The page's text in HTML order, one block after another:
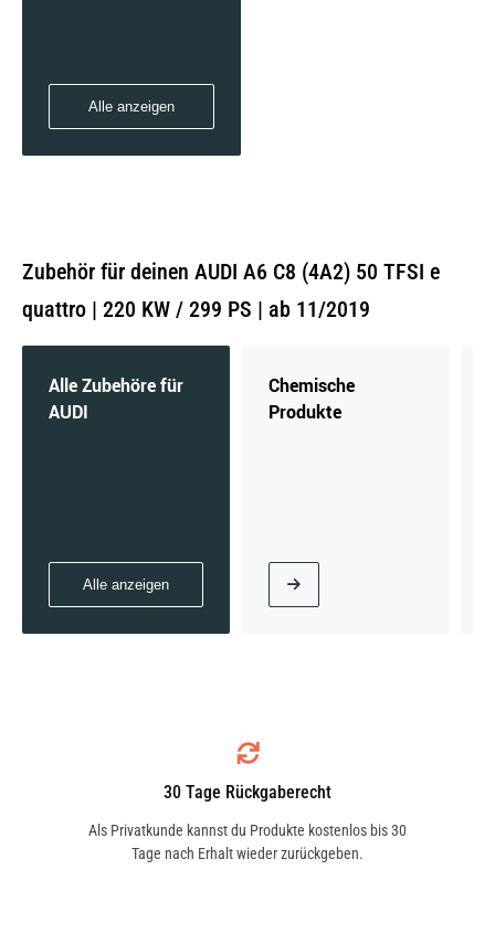
Alle anzeigen
Zubehör für deinen AUDI A6 C8 (4A2) 50 TFSI e
quattro | 220 KW / 299 PS | ab 11/2019
Alle Zubehöre für
AUDI
Alle anzeigen
Chemische
Produkte
30 Tage Rückgaberecht
Als Privatkunde kannst du Produkte kostenlos bis 30
Tage nach Erhalt wieder zurückgeben.